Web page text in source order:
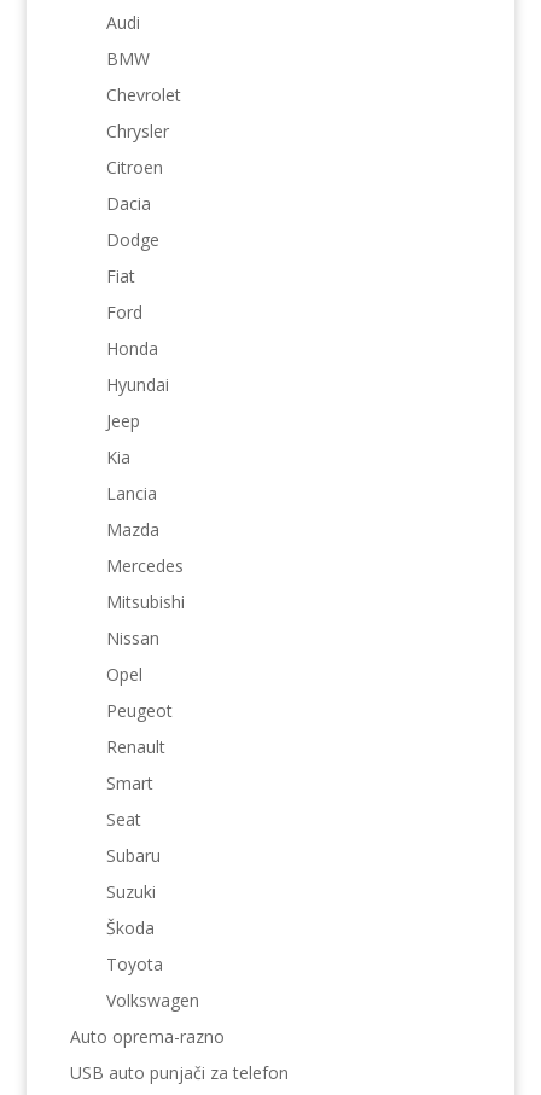
Audi
BMW
Chevrolet
Chrysler
Citroen
Dacia
Dodge
Fiat
Ford
Honda
Hyundai
Jeep
Kia
Lancia
Mazda
Mercedes
Mitsubishi
Nissan
Opel
Peugeot
Renault
Smart
Seat
Subaru
Suzuki
Škoda
Toyota
Volkswagen
Auto oprema-razno
USB auto punjači za telefon